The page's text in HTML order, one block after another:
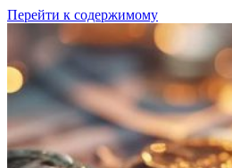
Перейти к содержимому